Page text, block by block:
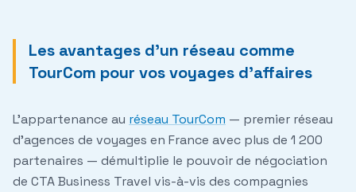
Les avantages d'un réseau comme
TourCom pour vos voyages d'affaires
L'appartenance au réseau TourCom — premier réseau
d'agences de voyages en France avec plus de 1 200
partenaires — démultiplie le pouvoir de négociation
de CTA Business Travel vis-à-vis des compagnies